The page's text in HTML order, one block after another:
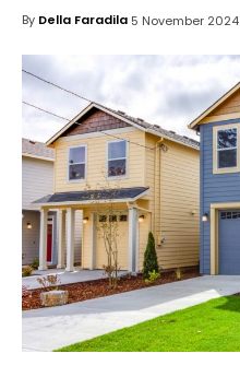
By Della Faradila 5 November 2024